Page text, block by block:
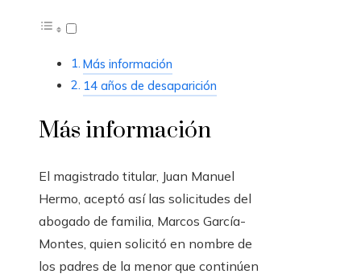
Más información
14 años de desaparición
Más información
El magistrado titular, Juan Manuel
Hermo, aceptó así las solicitudes del
abogado de familia, Marcos García-
Montes, quien solicitó en nombre de
los padres de la menor que continúen